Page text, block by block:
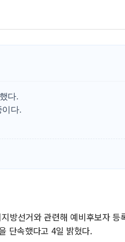
[AI MY 뉴스] 뉴욕 반도체주 프리뷰...
트럼프 "금리 내려야"…파월 때와 달리
특정 정치인 측근 포항시 정책특보 내정
다.
다.
방선거와 관련해 예비후보자 등
단속했다고 4일 밝혔다.